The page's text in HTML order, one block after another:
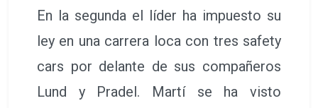
En la segunda el líder ha impuesto su
ley en una carrera loca con tres safety
cars por delante de sus compañeros
Lund y Pradel. Martí se ha visto